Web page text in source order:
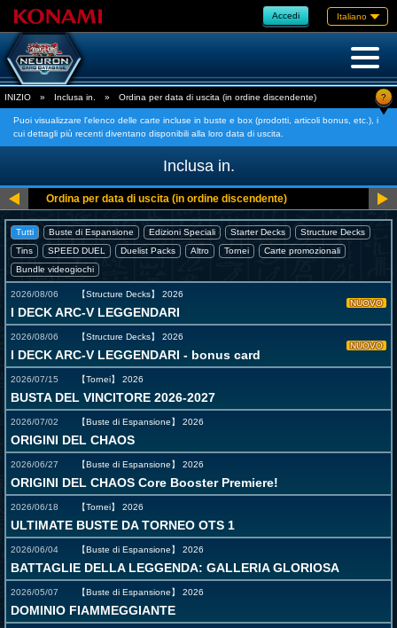
Accedi Italiano
INIZIO » Inclusa in. » Ordina per data di uscita (in ordine discendente) ?
Puoi visualizzare l'elenco delle carte incluse in buste e box (prodotti, articoli bonus, etc.), i
cui dettagli più recenti diventano disponibili alla loro data di uscita.
Inclusa in.
Tutti Buste di Espansione Edizioni Speciali Starter Decks
Structure Decks
Tins
SPEED DUEL Duelist Packs Altro Tornei
Carte promozionali
Bundle videogiochi
2026/08/06 【Structure Decks】 2026
I DECK ARC-V LEGGENDARI
NUOVO
2026/08/06 【Structure Decks】 2026
I DECK ARC-V LEGGENDARI - bonus card
NUOVO
2026/07/15 【Tornei】 2026
BUSTA DEL VINCITORE 2026-2027
2026/07/02 【Buste di Espansione】 2026
ORIGINI DEL CHAOS
2026/06/27 【Buste di Espansione】 2026
ORIGINI DEL CHAOS Core Booster Premiere!
2026/06/18 【Tornei】 2026
ULTIMATE BUSTE DA TORNEO OTS 1
2026/06/04 【Buste di Espansione】 2026
BATTAGLIE DELLA LEGGENDA: GALLERIA GLORIOSA
2026/05/07 【Buste di Espansione】 2026
DOMINIO FIAMMEGGIANTE